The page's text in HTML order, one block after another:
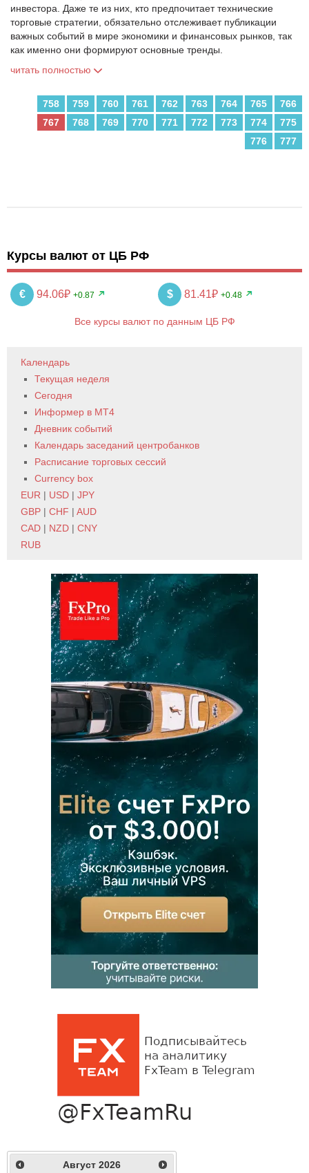
инвестора. Даже те из них, кто предпочитает технические
торговые стратегии, обязательно отслеживает публикации
важных событий в мире экономики и финансовых рынков, так
как именно они формируют основные тренды.
читать полностью
758 759 760 761 762 763 764 765
766
767
768 769 770 771 772 773 774
775
776
777
Курсы валют от ЦБ РФ
€ 94.06₽ +0.87 $ 81.41₽ +0.48
Все курсы валют по данным ЦБ РФ
Календарь
Текущая неделя
Сегодня
Информер в MT4
Дневник событий
Календарь заседаний центробанков
Расписание торговых сессий
Currency box
EUR | USD | JPY
GBP | CHF | AUD
CAD | NZD | CNY
RUB
Август 2026